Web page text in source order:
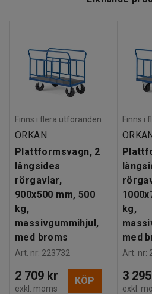
Finns i flera utföranden
ORKAN
Plattformsvagn, 2
långsides
rörgavlar,
900x500 mm, 500
kg,
massivgummihjul,
med broms
Art. nr: 223732
2 709 kr
exkl. moms
KÖP
Finns i
kg,
med
Art. nr:
3
exkl.